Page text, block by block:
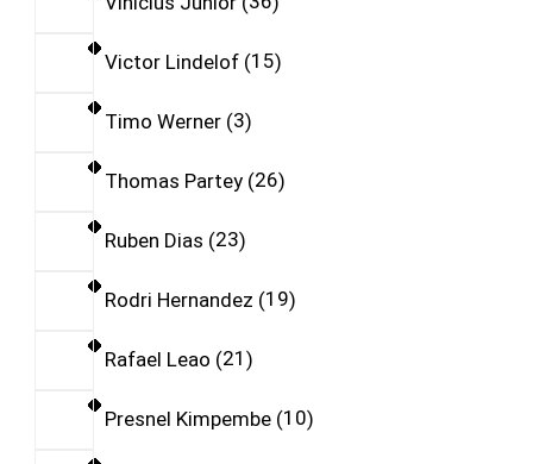
Victor Lindelof 15
Timo Werner 3
Thomas Partey 26
Ruben Dias 23
Rodri Hernandez 19
Rafael Leao 21
Presnel Kimpembe 10